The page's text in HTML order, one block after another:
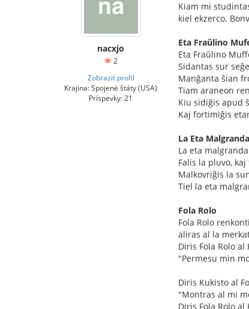
nacxjo
2
Zobraziť profil
Krajina: Spojené štáty (USA)
Príspevky: 21
Kiam mi
kiel ekzerco.
Eta Fraŭlino
Eta Fraŭlino
Sidantas sur
Manĝanta ŝian
Tiam araneon
Kiu sidiĝis apud
Kaj fortimiĝis
La Eta
La eta
Falis la pluvo,
Malkovriĝis la
Tiel la eta
Fola Rolo
Fola Rolo
aliras al la
Diris Fola Rolo al
"Permesu min
Diris Kukisto al
"Montras al mi
Diris Fola Rolo al